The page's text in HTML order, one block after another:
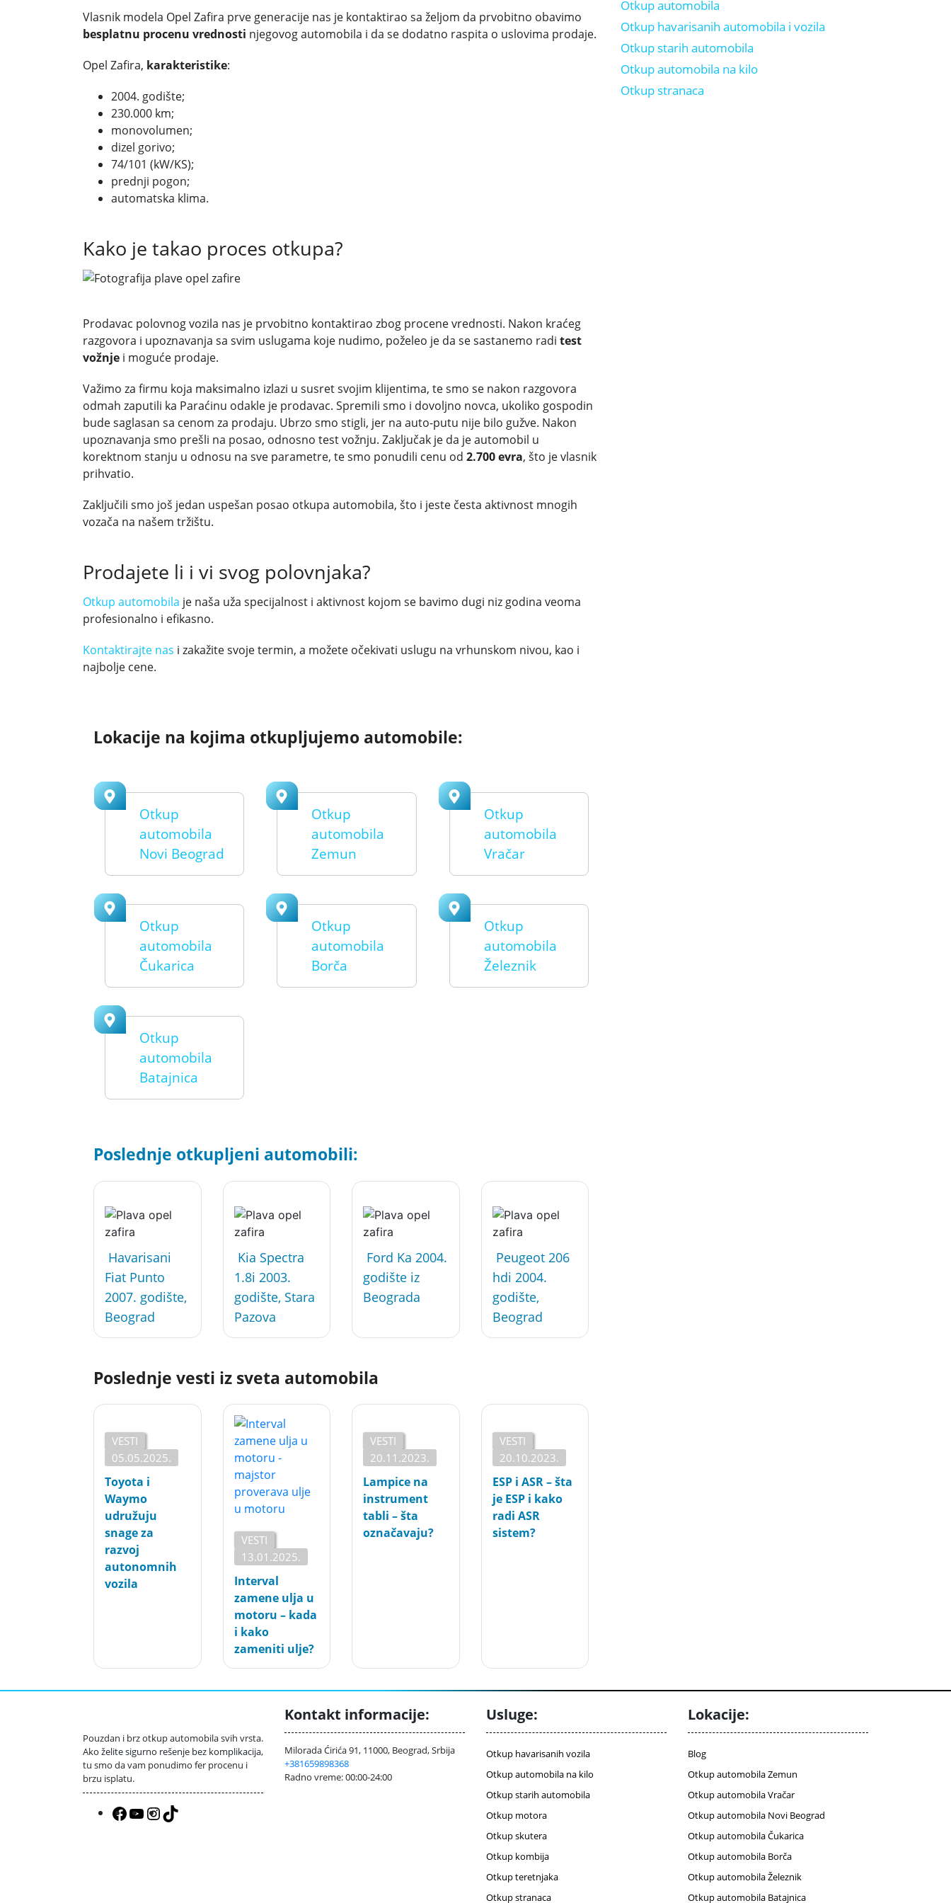
Vlasnik modela Opel Zafira prve generacije nas je kontaktirao sa željom da prvobitno obavimo
besplatnu procenu vrednosti njegovog automobila i da se dodatno raspita o uslovima prodaje.
Opel Zafira, karakteristike:
2004. godište;
230.000 km;
monovolumen;
dizel gorivo;
74/101 (kW/KS);
prednji pogon;
automatska klima.
Kako je takao proces otkupa?
Prodavac polovnog vozila nas je prvobitno kontaktirao zbog procene vrednosti. Nakon kraćeg
razgovora i upoznavanja sa svim uslugama koje nudimo, poželeo je da se sastanemo radi test
vožnje i moguće prodaje.
Važimo za firmu koja maksimalno izlazi u susret svojim klijentima, te smo se nakon razgovora
odmah zaputili ka Paraćinu odakle je prodavac. Spremili smo i dovoljno novca, ukoliko gospodin
bude saglasan sa cenom za prodaju. Ubrzo smo stigli, jer na auto-putu nije bilo gužve. Nakon
upoznavanja smo prešli na posao, odnosno test vožnju. Zaključak je da je automobil u
korektnom stanju u odnosu na sve parametre, te smo ponudili cenu od 2.700 evra, što je vlasnik
prihvatio.
Zaključili smo još jedan uspešan posao otkupa automobila, što i jeste česta aktivnost mnogih
vozača na našem tržištu.
Prodajete li i vi svog polovnjaka?
Otkup automobila je naša uža specijalnost i aktivnost kojom se bavimo dugi niz godina veoma
profesionalno i efikasno.
Kontaktirajte nas i zakažite svoje termin, a možete očekivati uslugu na vrhunskom nivou, kao i
najbolje cene.
Lokacije na kojima otkupljujemo automobile:
Otkup
automobila
Novi Beograd
Otkup
automobila
Zemun
Otkup
automobila
Vračar
Otkup
automobila
Čukarica
Otkup
automobila
Borča
Otkup
automobila
Železnik
Otkup
automobila
Batajnica
Poslednje otkupljeni automobili:
Havarisani
Fiat Punto
2007. godište,
Beograd
Kia Spectra
1.8i 2003.
godište, Stara
Pazova
Ford Ka 2004.
godište iz
Beograda
Peugeot 206
hdi 2004.
godište,
Beograd
Poslednje vesti iz sveta automobila
VESTI
05.05.2025.
Toyota i
Waymo
udružuju
snage za
razvoj
autonomnih
vozila
VESTI
13.01.2025.
Interval
zamene ulja u
motoru – kada
i kako
zameniti ulje?
VESTI
20.11.2023.
Lampice na
instrument
tabli – šta
označavaju?
VESTI
20.10.2023.
ESP i ASR – šta
je ESP i kako
radi ASR
sistem?
Otkup automobila
Otkup havarisanih automobila i vozila
Otkup starih automobila
Otkup automobila na kilo
Otkup stranaca
Pouzdan i brz otkup automobila svih vrsta.
Ako želite sigurno rešenje bez komplikacija,
tu smo da vam ponudimo fer procenu i
brzu isplatu.
Facebook
YouTube
Instagram
Kontakt informacije:
Milorada Ćirića 91, 11000, Beograd, Srbija
+381659898368
Radno vreme: 00:00-24:00
Usluge:
Otkup havarisanih vozila
Otkup automobila na kilo
Otkup starih automobila
Otkup motora
Otkup skutera
Otkup kombija
Otkup teretnjaka
Otkup stranaca
Lokacije:
Blog
Otkup automobila Zemun
Otkup automobila Vračar
Otkup automobila Novi Beograd
Otkup automobila Čukarica
Otkup automobila Borča
Otkup automobila Železnik
Otkup automobila Batajnica